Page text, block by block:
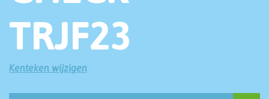
TRJF23
Kenteken wijzigen